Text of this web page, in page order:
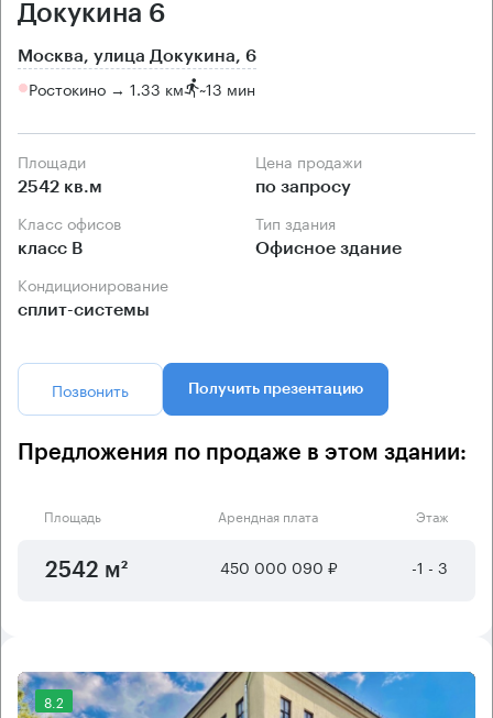
Докукина 6
Москва, улица Докукина, 6
Ростокино → 1.33 км ~13 мин
Площади
2542 кв.м
Цена продажи
по запросу
Класс офисов
класс B
Тип здания
Офисное здание
Кондиционирование
сплит-системы
Позвонить Получить презентацию
Предложения по продаже в этом здании:
Площадь Арендная плата Этаж
2542 м² 450 000 090 ₽ -1 - 3
8.2